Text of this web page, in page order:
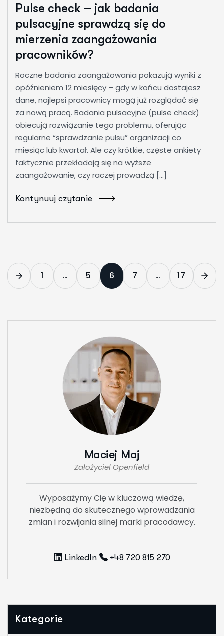
Pulse check – jak badania
pulsacyjne sprawdzą się do
mierzenia zaangażowania
pracowników?
Roczne badania zaangażowania pokazują wyniki z
opóźnieniem 12 miesięcy – gdy w końcu dostajesz
dane, najlepsi pracownicy mogą już rozglądać się
za nową pracą. Badania pulsacyjne (pulse check)
obiecują rozwiązanie tego problemu, oferując
regularne “sprawdzanie pulsu” organizacji co
miesiąc lub kwartał. Ale czy krótkie, częste ankiety
faktycznie przekładają się na wyższe
zaangażowanie, czy raczej prowadzą […]
Kontynuuj czytanie
1 … 5 6 7 … 17
Maciej Maj
Założyciel Openfield
Wyposażymy Cię w kluczową wiedzę,
niezbędną do skutecznego wprowadzania
zmian i rozwijania silnej marki pracodawcy.
LinkedIn +48 720 815 270
Kategorie